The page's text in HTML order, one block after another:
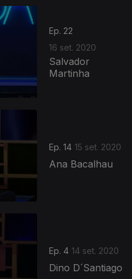
Ep. 22
16 set. 2020
Salvador
Martinha
Ep. 14 15 set. 2020
Ana Bacalhau
Ep. 4 14 set. 2020
Dino D´Santiago